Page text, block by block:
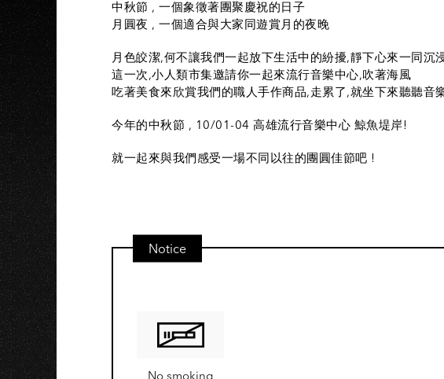
中秋節 , 一個象徵著團聚慶祝的日子
月圓夜 , 一個適合與大家同遊賞月的夜晚
月色皎潔,何不讓我們一起放下生活中的紛擾,靜下心來一同沉
這一次,小人類市集邀請你一起來流行音樂中心,吹著海風
吃著美食來欣賞我們的職人手作商品,走累了,就坐下來聽聽音
今年的中秋節 , 10/01-04 高雄流行音樂中心 鯨魚堤岸!
就一起來與我們感受一場不同以往的團圓佳節吧 !
Notice
No smoking